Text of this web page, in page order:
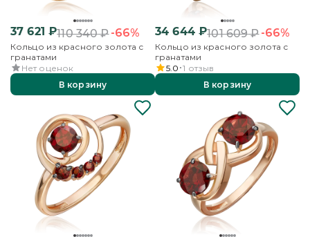
37 621 ₽110 340₽-66%
Кольцо из красного золота с
гранатами
Нет оценок
В корзину
34 644₽101 609₽-66%
Кольцо из красного золота с
гранатами
5.0 1 отзыв
В корзину